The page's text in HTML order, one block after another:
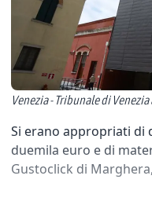
Venezia - Tribunale di Venezia
Si erano appropriati di
duemila euro e di
Gustoclick di